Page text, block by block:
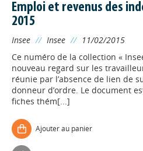
Emploi et revenus des
2015
Insee // Insee // 11/02/2015
Ce numéro de la collection «
nouveau regard sur les
réunie par l’absence de lien de
donneur d’ordre. Le document
fiches thém[...]
Ajouter au panier